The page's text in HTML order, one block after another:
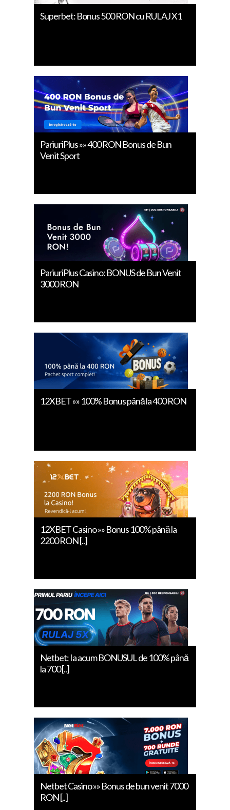
Superbet: Bonus 500 RON cu RULAJ X1
PariuriPlus »» 400 RON Bonus de Bun
Venit Sport
PariuriPlus Casino: BONUS de Bun Venit
3000 RON
12XBET »» 100% Bonus până la 400 RON
12XBET Casino »» Bonus 100% până la
2200 RON [..]
Netbet: Ia acum BONUSUL de 100% până
la 700 [..]
Netbet Casino »» Bonus de bun venit 7000
RON [..]